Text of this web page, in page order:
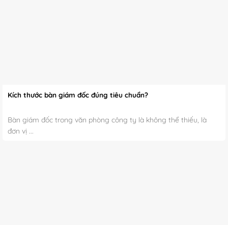
Kích thước bàn giám đốc đúng tiêu chuẩn?
Bàn giám đốc trong văn phòng công ty là không thể thiếu, là
đơn vị ...